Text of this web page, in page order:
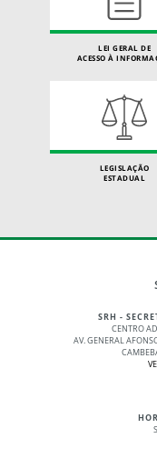
LEI GERAL DE
ACESSO À
LEGISLAÇÃO
ESTADUAL
SRH -
CENTRO
AV. GENERAL